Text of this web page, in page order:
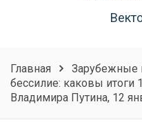
Главная Зарубежные
бессилие: каковы итоги
Владимира Путина, 12